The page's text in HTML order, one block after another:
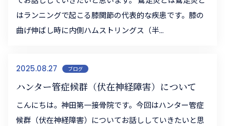
はランニングで起こる膝関節の代表的な疾患です。膝の
曲げ伸ばし時に内側ハムストリングス（半...
2025.08.27 ブログ
ハンター管症候群（伏在神経障害）について
こんにちは。神田第一接骨院です。今回はハンター管症
候群（伏在神経障害）についてお話ししていきたいと思